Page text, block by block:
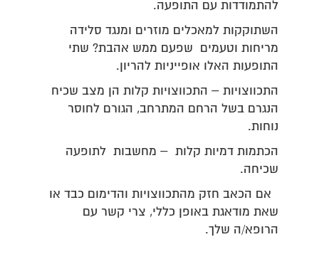
להתמודדות עם התופעה.
השתוקקות למאכלים מוזרים ומנגד סלידה
מריחות וטעמים שפעם ממש אהבת? שתי
התופעות האלו אופייניות להריון.
התכווצויות – התכווצויות קלות הן מצב שכיח
הנגרם בשל הרחם המתרחב, הגורם לחוסר
נוחות.
הכתמות דמיות קלות – מחשבות לתופעה
שכיחה.
אם הכאב חזק מהתכווצויות והדימום כבד או
שאת מודאגת באופן כללי, צרי קשר עם
הרופא/ה שלך.